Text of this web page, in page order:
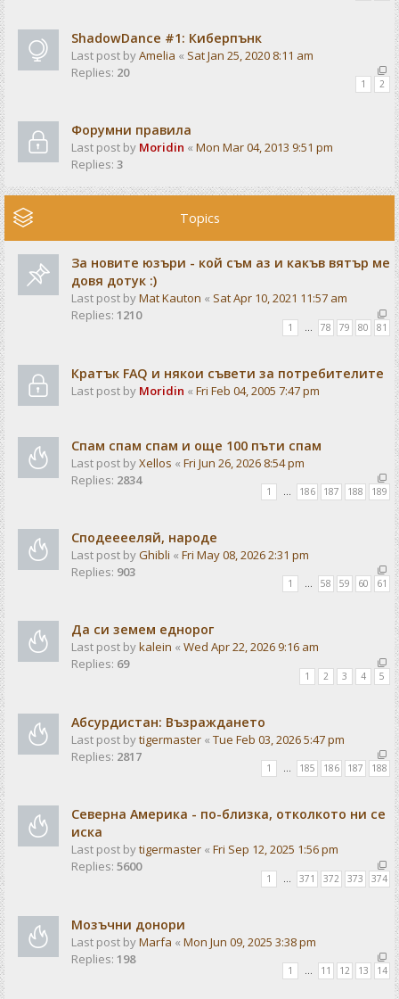
ShadowDance #1: Киберпънк
Last post byAmelia « Sat Jan 25, 2020 8:11 am
Replies: 20
1 2
Форумни правила
Last post by Moridin « Mon Mar 04, 2013 9:51 pm
Replies: 3
Topics
За новите юзъри - кой съм аз и какъв вятър ме
довя дотук :)
Last post byMat Kauton « Sat Apr 10, 2021 11:57 am
Replies: 1210
1 78 79 80 81
Кратък FAQ и някои съвети за потребителите
Last post by Moridin « Fri Feb 04, 2005 7:47 pm
Спам спам спам и още 100 пъти спам
Last post byXellos « Fri Jun 26, 2026 8:54 pm
Replies: 2834
1 … 186 187 188 189
Сподееееляй, народе
Last post byGhibli « Fri May 08, 2026 2:31 pm
Replies: 903
1 … 58 59 60 61
Да си земем еднорог
Last post bykalein « Wed Apr 22, 2026 9:16 am
Replies: 69
1 2 3 4 5
Абсурдистан: Възраждането
Last post bytigermaster « Tue Feb 03, 2026 5:47 pm
Replies: 2817
1 … 185 186 187 188
Северна Америка - по-близка, отколкото ни се
иска
Last post bytigermaster « Fri Sep 12, 2025 1:56 pm
Replies: 5600
1 371 372 373 374
Мозъчни донори
Last post byMarfa « Mon Jun 09, 2025 3:38 pm
Replies: 198
1 … 11 12 13 14